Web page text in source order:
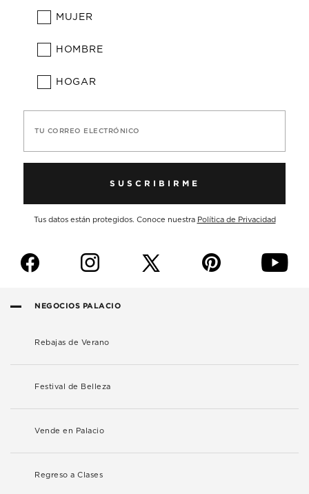
MUJER
HOMBRE
HOGAR
TU CORREO ELECTRÓNICO
SUSCRIBIRME
Tus datos están protegidos. Conoce nuestra Política de Privacidad
f i p y
NEGOCIOS PALACIO
Rebajas de Verano
Festival de Belleza
Vende en Palacio
Regreso a Clases